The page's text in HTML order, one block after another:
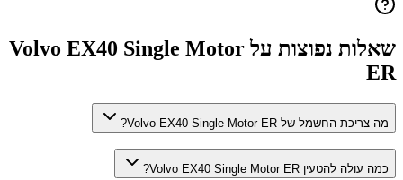
שאלות נפוצות עלVolvo EX40 Single Motor
ER
מה צריכת החשמל של Volvo EX40 Single Motor ER?
כמה עולה להטעין Volvo EX40 Single Motor ER?